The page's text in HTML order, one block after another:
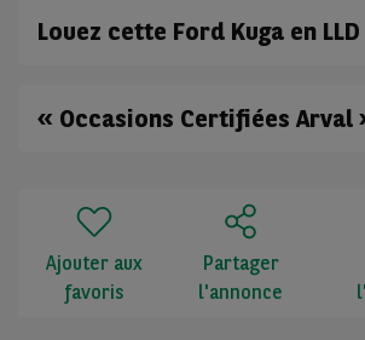
Louez cette Ford Kuga en LLD
« Occasions Certifiées Arval
Ajouter aux
favoris
Partager
l'annonce